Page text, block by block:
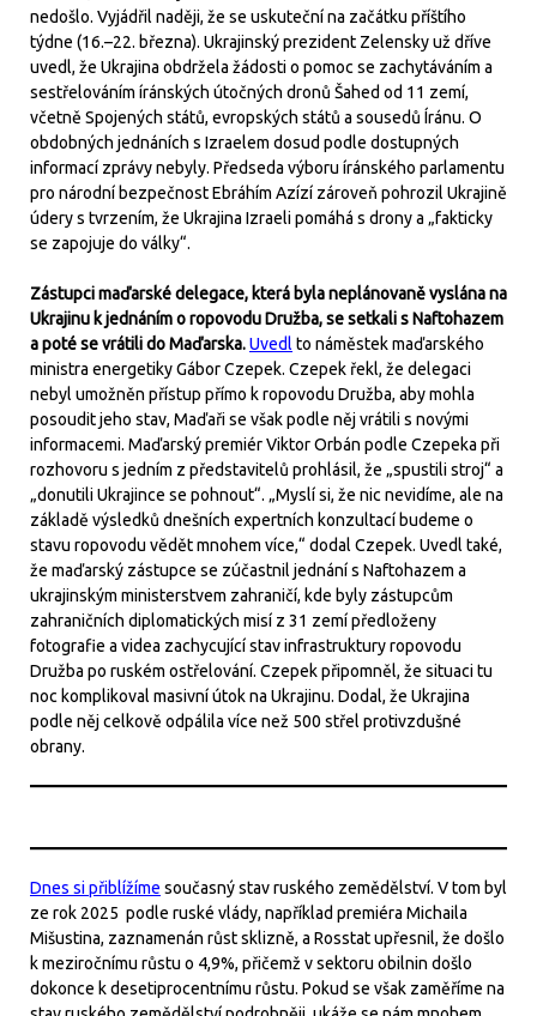
nedošlo. Vyjádřil naději, že se uskuteční na začátku příštího
týdne (16.–22. března). Ukrajinský prezident Zelensky už dříve
uvedl, že Ukrajina obdržela žádosti o pomoc se zachytáváním a
sestřelováním íránských útočných dronů Šahed od 11 zemí,
včetně Spojených států, evropských států a sousedů Íránu. O
obdobných jednáních s Izraelem dosud podle dostupných
informací zprávy nebyly. Předseda výboru íránského parlamentu
pro národní bezpečnost Ebráhím Azízí zároveň pohrozil Ukrajině
údery s tvrzením, že Ukrajina Izraeli pomáhá s drony a „fakticky
se zapojuje do války“.
Zástupci maďarské delegace, která byla neplánovaně vyslána na
Ukrajinu k jednáním o ropovodu Družba, se setkali s Naftohazem
a poté se vrátili do Maďarska.Uvedl to náměstek maďarského
ministra energetiky Gábor Czepek. Czepek řekl, že delegaci
nebyl umožněn přístup přímo k ropovodu Družba, aby mohla
posoudit jeho stav, Maďaři se však podle něj vrátili s novými
informacemi. Maďarský premiér Viktor Orbán podle Czepeka při
rozhovoru s jedním z představitelů prohlásil, že „spustili stroj“ a
„donutili Ukrajince se pohnout“. „Myslí si, že nic nevidíme, ale na
základě výsledků dnešních expertních konzultací budeme o
stavu ropovodu vědět mnohem více,“ dodal Czepek. Uvedl také,
že maďarský zástupce se zúčastnil jednání s Naftohazem a
ukrajinským ministerstvem zahraničí, kde byly zástupcům
zahraničních diplomatických misí z 31 zemí předloženy
fotografie a videa zachycující stav infrastruktury ropovodu
Družba po ruském ostřelování. Czepek připomněl, že situaci tu
noc komplikoval masivní útok na Ukrajinu. Dodal, že Ukrajina
podle něj celkově odpálila více než 500 střel protivzdušné
obrany.
Dnes si přiblížíme současný stav ruského zemědělství. V tom byl
ze rok 2025 podle ruské vlády, například premiéra Michaila
Mišustina, zaznamenán růst sklizně, a Rosstat upřesnil, že došlo
k meziročnímu růstu o 4,9%, přičemž v sektoru obilnin došlo
dokonce k desetiprocentnímu růstu. Pokud se však zaměříme na